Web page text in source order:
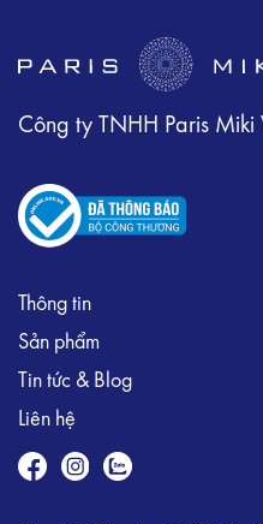
Công ty TNHH Paris Miki
Thông tin
Sản phẩm
Tin tức & Blog
Liên hệ